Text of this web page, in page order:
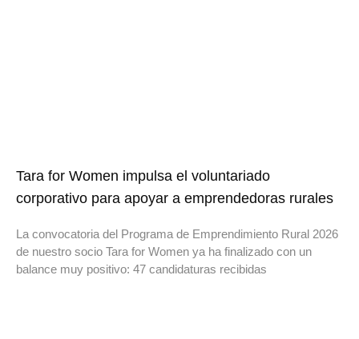
Tara for Women impulsa el voluntariado
corporativo para apoyar a emprendedoras rurales
La convocatoria del Programa de Emprendimiento Rural 2026
de nuestro socio Tara for Women ya ha finalizado con un
balance muy positivo: 47 candidaturas recibidas